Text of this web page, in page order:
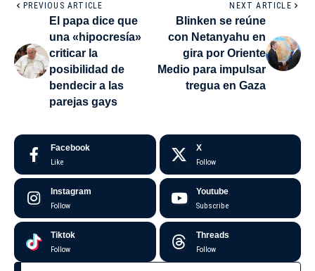
PREVIOUS ARTICLE
El papa dice que
una «hipocresía»
criticar la
posibilidad de
bendecir a las
parejas gays
NEXT ARTICLE
Blinken se reúne
con Netanyahu en
gira por Oriente
Medio para impulsar
tregua en Gaza
Facebook
Like
X
Follow
Instagram
Follow
Youtube
Subscribe
Tiktok
Follow
Threads
Follow